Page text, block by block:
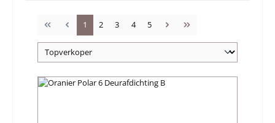
Pagina
1 Pagina
2 Pagina
3 Pagina
4 Pagina
5